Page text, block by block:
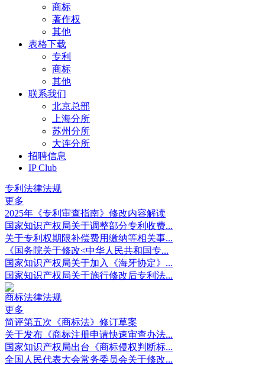
商标
著作权
其他
表格下载
专利
商标
其他
联系我们
北京总部
上海分所
苏州分所
大连分所
招聘信息
IP Club
专利法律法规
更多
2025年《专利审查指南》修改内容解读
国家知识产权局关于调整部分专利收费...
关于专利权期限补偿费用缴纳等相关事...
《国务院关于修改<中华人民共和国专...
国家知识产权局关于加入《海牙协定》...
国家知识产权局关于施行修改后专利法...
商标法律法规
更多
简评第五次《商标法》修订草案
关于发布《商标注册申请快速审查办法...
国家知识产权局出台《商标侵权判断标...
全国人民代表大会常务委员会关于修改...